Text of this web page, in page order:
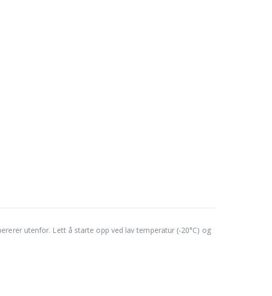
utenfor. Lett å starte opp ved lav temperatur (-20°C) og